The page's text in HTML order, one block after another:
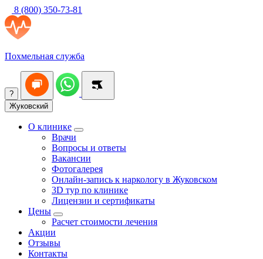
8 (800) 350-73-81
Похмельная служба
?
Жуковский
О клинике
Врачи
Вопросы и ответы
Вакансии
Фотогалерея
Онлайн-запись к наркологу в Жуковском
3D тур по клинике
Лицензии и сертификаты
Цены
Расчет стоимости лечения
Акции
Отзывы
Контакты